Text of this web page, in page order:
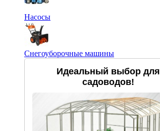
Насосы
Снегоуборочные машины
Идеальный выбор для
садоводов!